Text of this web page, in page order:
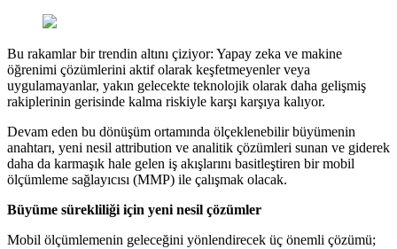
Bu rakamlar bir trendin altını çiziyor: Yapay zeka ve makine
öğrenimi çözümlerini aktif olarak keşfetmeyenler veya
uygulamayanlar, yakın gelecekte teknolojik olarak daha gelişmiş
rakiplerinin gerisinde kalma riskiyle karşı karşıya kalıyor.
Devam eden bu dönüşüm ortamında ölçeklenebilir büyümenin
anahtarı, yeni nesil attribution ve analitik çözümleri sunan ve giderek
daha da karmaşık hale gelen iş akışlarını basitleştiren bir mobil
ölçümleme sağlayıcısı (MMP) ile çalışmak olacak.
Büyüme sürekliliği için yeni nesil çözümler
Mobil ölçümlemenin geleceğini yönlendirecek üç önemli çözümü;